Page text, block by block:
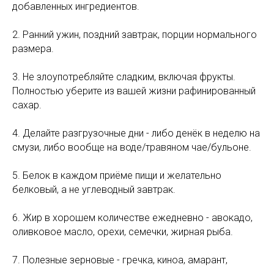
добавленных ингредиентов.
2. Ранний ужин, поздний завтрак, порции нормального
размера.
3. Не злоупотребляйте сладким, включая фрукты.
Полностью уберите из вашей жизни рафинированный
сахар.
4. Делайте разгрузочные дни - либо денёк в неделю на
смузи, либо вообще на воде/травяном чае/бульоне.
5. Белок в каждом приёме пищи и желательно
белковый, а не углеводный завтрак.
6. Жир в хорошем количестве ежедневно - авокадо,
оливковое масло, орехи, семечки, жирная рыба.
7. Полезные зерновые - гречка, киноа, амарант,